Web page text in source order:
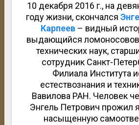
10 декабря 2016 г., на
году жизни, скончался
Карпеев – видный
выдающийся
технических наук,
сотрудник Санкт-
Филиала Института
естествознания и
Вавилова РАН. Человек
Энгель Петрович прожил
насыщенную